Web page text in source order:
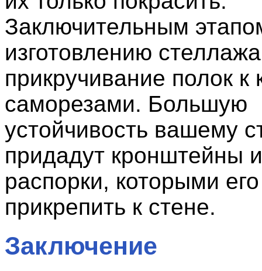
Заключительным
изготовлению
прикручивание полок к
саморезами. Большую
устойчивость вашему
придадут кронштейны
распорки, которыми
прикрепить к стене.
Заключение